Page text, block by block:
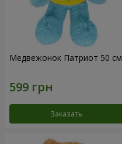
Медвежонок Патриот 50 см
Заказать